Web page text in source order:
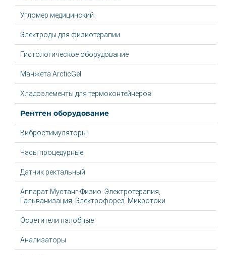
Угломер медицинский
Электроды для физиотерапии
Гистологическое оборудование
Манжета ArcticGel
Хладоэлементы для термоконтейнеров
Рентген оборудование
Вибростимуляторы
Часы процедурные
Датчик ректальный
Аппарат Мустанг-Физио. Электротерапия,
Гальванизация, Электрофорез. Микротоки
Осветители налобные
Анализаторы